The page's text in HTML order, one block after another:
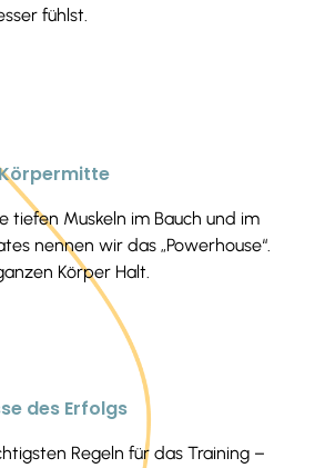
fühlst.
tiefen Muskeln im Bauch und im
nennen wir das „Powerhouse“.
Körper Halt.
des Erfolgs
Regeln für das Training –